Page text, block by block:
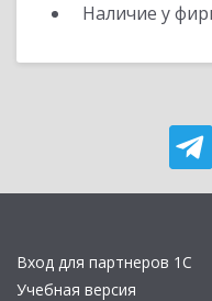
Наличие у
Вход для партнеров 1С
Учебная версия